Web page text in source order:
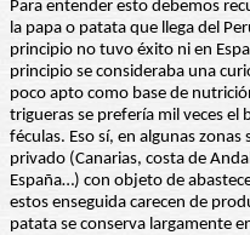
Para entender esto debemos
la papa o patata que llega del
principio no tuvo éxito ni en
principio se consideraba una
poco apto como base de
trigueras se prefería mil veces
féculas. Eso sí, en algunas
privado (Canarias, costa de
España…) con objeto de
estos enseguida carecen de
patata se conserva largamente